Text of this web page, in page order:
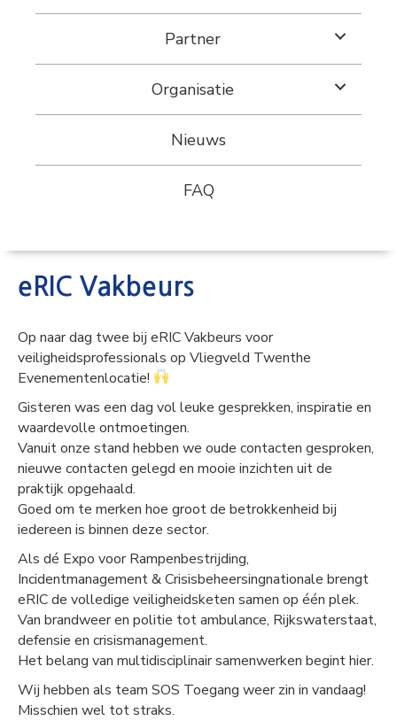
Partner
Organisatie
Nieuws
FAQ
eRIC Vakbeurs
Op naar dag twee bij eRIC Vakbeurs voor
veiligheidsprofessionals op Vliegveld Twenthe
Evenementenlocatie!
Gisteren was een dag vol leuke gesprekken, inspiratie en
waardevolle ontmoetingen.
Vanuit onze stand hebben we oude contacten gesproken,
nieuwe contacten gelegd en mooie inzichten uit de
praktijk opgehaald.
Goed om te merken hoe groot de betrokkenheid bij
iedereen is binnen deze sector.
Als dé Expo voor Rampenbestrijding,
Incidentmanagement & Crisisbeheersingnationale brengt
eRIC de volledige veiligheidsketen samen op één plek.
Van brandweer en politie tot ambulance, Rijkswaterstaat,
defensie en crisismanagement.
Het belang van multidisciplinair samenwerken begint hier.
Wij hebben als team SOS Toegang weer zin in vandaag!
Misschien wel tot straks.